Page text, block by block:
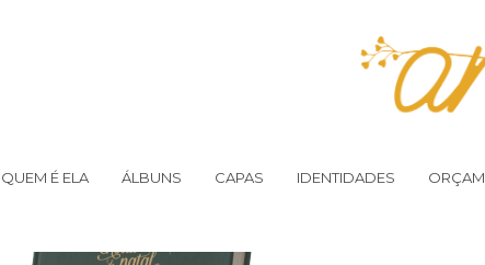
QUEM É ELA ÁLBUNS CAPAS IDENTIDADES